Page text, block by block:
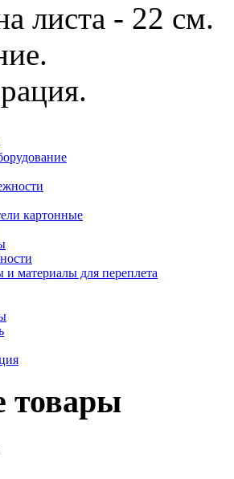
листа - 22 см.
картонные
материалы для переплета
товары